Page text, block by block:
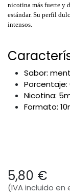
nicotina más fuerte y
estándar. Su perfil
intensos.
Sabor:
Porcentaje:
Nicotina:
Formato:
5,80 €
(IVA incluido en